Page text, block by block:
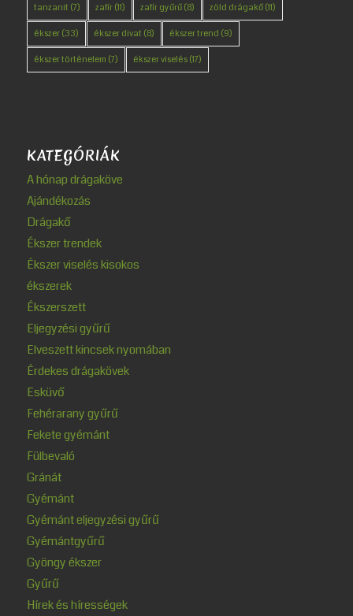
tanzanit (7) zafír(11) zafír gyűrű(8) zöld drágakő(11)
ékszer(33) ékszer divat (8) ékszer trend (9)
ékszer történelem (7) ékszer viselés(17)
KATEGÓRIÁK
A hónap drágaköve
Ajándékozás
Drágakő
Ékszer trendek
Ékszer viselés kisokos
ékszerek
Ékszerszett
Eljegyzési gyűrű
Elveszett kincsek nyomában
Érdekes drágakövek
Esküvő
Fehérarany gyűrű
Fekete gyémánt
Fülbevaló
Gránát
Gyémánt
Gyémánt eljegyzési gyűrű
Gyémántgyűrű
Gyöngy ékszer
Gyűrű
Hírek és hírességek